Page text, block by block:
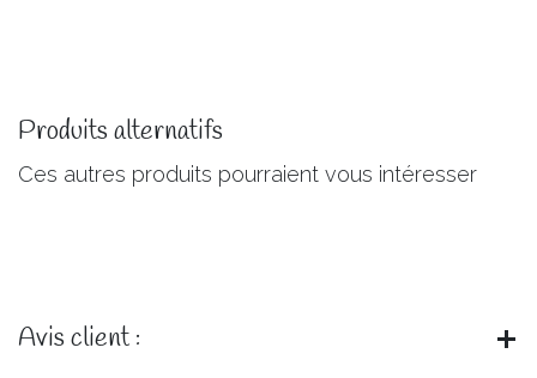
Produits alternatifs
Ces autres produits pourraient vous intéresser
Avis client :